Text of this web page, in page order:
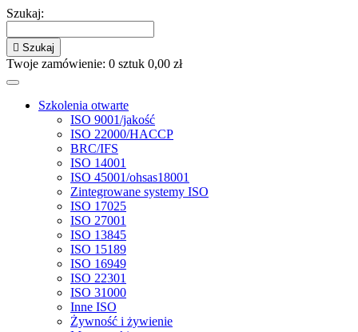
Szukaj:
 Szukaj
Twoje zamówienie: 0 sztuk 0,00 zł
Szkolenia otwarte
ISO 9001/jakość
ISO 22000/HACCP
BRC/IFS
ISO 14001
ISO 45001/ohsas18001
Zintegrowane systemy ISO
ISO 17025
ISO 27001
ISO 13845
ISO 15189
ISO 16949
ISO 22301
ISO 31000
Inne ISO
Żywność i żywienie